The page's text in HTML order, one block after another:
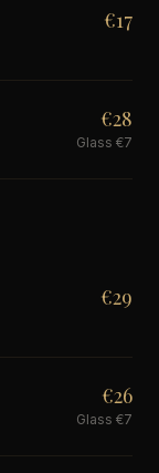
€17
€28
Glass €7
€29
€26
Glass €7